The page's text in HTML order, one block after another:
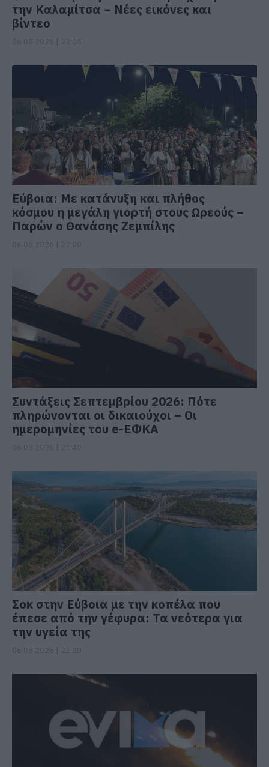
την Καλαμίτσα – Νέες εικόνες και
βίντεο
Εύβοια: Με κατάνυξη και πλήθος
κόσμου η μεγάλη γιορτή στους Ωρεούς –
Παρών ο Θανάσης Ζεμπίλης
Συντάξεις Σεπτεμβρίου 2026: Πότε
πληρώνονται οι δικαιούχοι – Οι
ημερομηνίες του e-ΕΦΚΑ
Σοκ στην Εύβοια με την κοπέλα που
έπεσε από την γέφυρα: Τα νεότερα για
την υγεία της